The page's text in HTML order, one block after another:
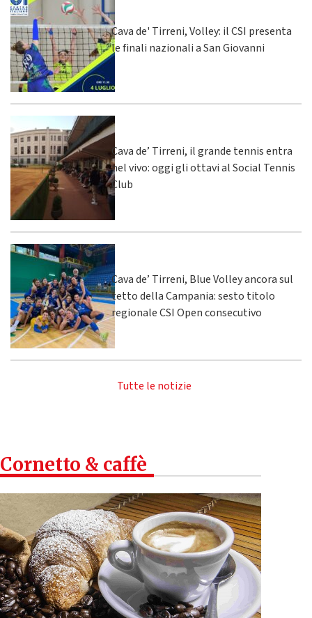
Cava de' Tirreni, Volley: il CSI presenta
le finali nazionali a San Giovanni
Cava de’ Tirreni, il grande tennis entra
nel vivo: oggi gli ottavi al Social Tennis
Club
Cava de’ Tirreni, Blue Volley ancora sul
tetto della Campania: sesto titolo
regionale CSI Open consecutivo
Tutte le notizie
Cornetto & caffè